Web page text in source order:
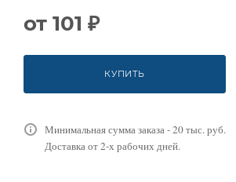
от 101 ₽
КУПИТЬ
Минимальная сумма заказа - 20 тыс. руб.
Доставка от 2-х рабочих дней.